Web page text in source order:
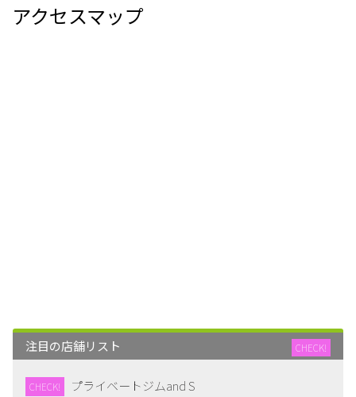
アクセスマップ
注目の店舗リスト CHECK!
CHECK! プライベートジムand S